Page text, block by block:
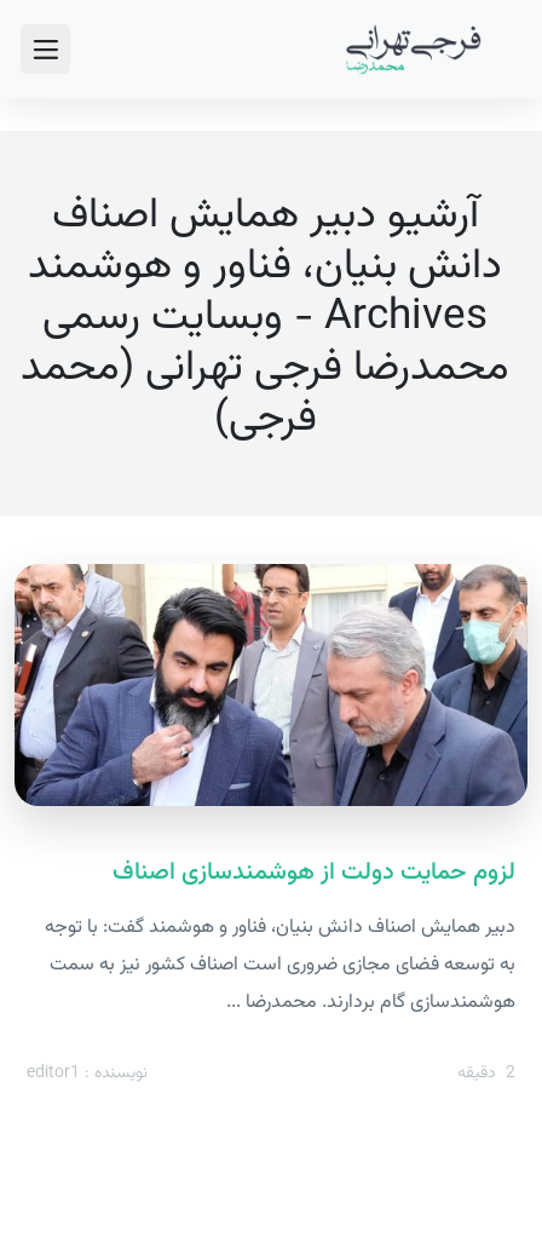
آرشیو دبیر همایش اصناف
دانش بنیان، فناور و هوشمند
Archives - وبسایت رسمی
محمدرضا فرجی تهرانی (محمد
فرجی)
لزوم حمایت دولت از هوشمندسازی اصناف
دبیر همایش اصناف دانش بنیان، فناور و هوشمند گفت: با توجه
به توسعه فضای مجازی ضروری است اصناف کشور نیز به سمت
هوشمندسازی گام بردارند. محمدرضا ...
2 دقیقه نویسنده : editor1